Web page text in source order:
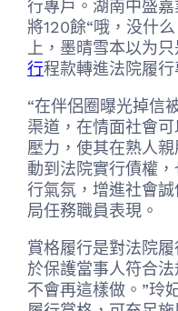
行專戶。湖南中盛
將120餘“哦，没什
上，墨晴雪本以为
行程款轉進法院履行
“在伴侶圈曝光掉信
渠道，在情面社會
壓力，使其在熟人
動到法院實行債權
行氣氛，增進社會
局任務職員表現。
賞格履行是對法院履
於保護當事人符合
不會再這樣做。”玲